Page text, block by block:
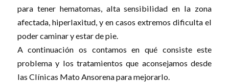
para tener hematomas, alta sensibilidad en la zona
afectada, hiperlaxitud, y en casos extremos dificulta el
poder caminar y estar de pie.
A continuación os contamos en qué consiste este
problema y los tratamientos que aconsejamos desde
las Clínicas Mato Ansorena para mejorarlo.